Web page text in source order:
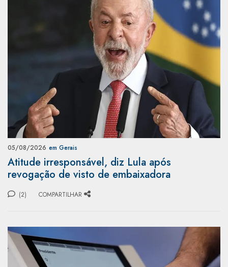
05/08/2026 em Gerais
Atitude irresponsável, diz Lula após
revogação de visto de embaixadora
(2) COMPARTILHAR